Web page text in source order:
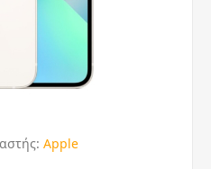
Apple